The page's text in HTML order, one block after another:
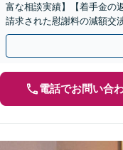
富な相談実績】【着手金の
請求された慰謝料の減額交
棄など様々な離婚・男女問
電話でお問い合